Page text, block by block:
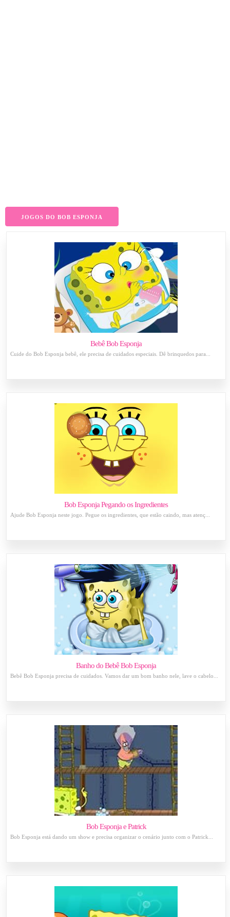
JOGOS DO BOB ESPONJA
Bebê Bob Esponja
Cuide do Bob Esponja bebê, ele precisa de cuidados especiais. Dê brinquedos para...
Bob Esponja Pegando os Ingredientes
Ajude Bob Esponja neste jogo. Pegue os ingredientes, que estão caindo, mas atenç...
Banho do Bebê Bob Esponja
Bebê Bob Esponja precisa de cuidados. Vamos dar um bom banho nele, lave o cabelo...
Bob Esponja e Patrick
Bob Esponja está dando um show e precisa organizar o cenário junto com o Patrick...